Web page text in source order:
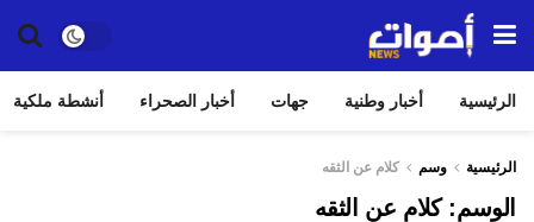
الرئيسية أخبار وطنية جهات أخبار الصحراء أنشطة ملكية
الرئيسية وسم كلام عن الثقه
الوسم:كلام عن الثقه